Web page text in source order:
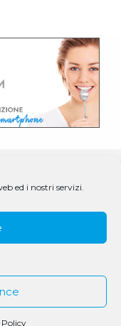
ed i nostri servizi.
unico | CF/P.IVA